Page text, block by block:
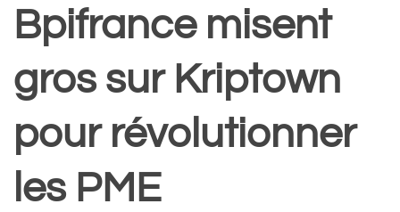
Bpifrance misent
gros sur Kriptown
pour révolutionner
les PME